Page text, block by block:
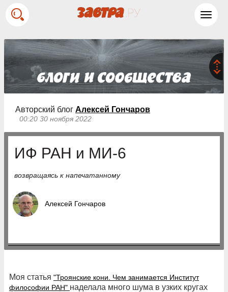
Авторский блог Алексей Гончаров
00:20 30 ноября 2022
ИФ РАН и МИ-6
возвращаясь к напечатанному
Алексей Гончаров
Моя статья "Троянские кони. Чем занимается Институт
философии РАН" наделала много шума в узких кругах